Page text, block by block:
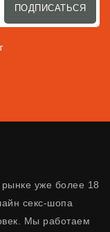
ПОДПИСАТЬСЯ
уже более 18
секс-шопа
Мы работаем